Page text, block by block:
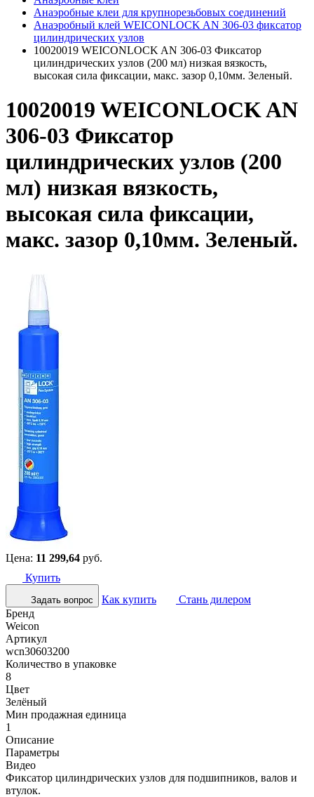
Анаэробные клеи для крупнорезьбовых соединений
Анаэробный клей WEICONLOCK AN 306-03 фиксатор
цилиндрических узлов
10020019 WEICONLOCK AN 306-03 Фиксатор
цилиндрических узлов (200 мл) низкая вязкость,
высокая сила фиксации, макс. зазор 0,10мм. Зеленый.
10020019 WEICONLOCK AN
306-03 Фиксатор
цилиндрических узлов (200
мл) низкая вязкость,
высокая сила фиксации,
макс. зазор 0,10мм. Зеленый.
Цена: 11 299,64 руб.
Купить
Задать вопрос Как купить
Стань дилером
Бренд
Weicon
Артикул
wcn30603200
Количество в упаковке
8
Цвет
Зелёный
Мин продажная единица
1
Описание
Параметры
Видео
Фиксатор цилиндрических узлов для подшипников, валов и
втулок.